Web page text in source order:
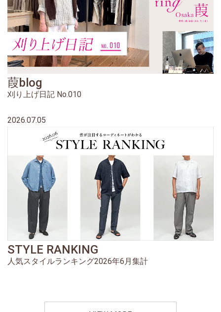
葭blog
刈り上げ日記 No.010
2026.07.05
STYLE RANKING
人気スタイルランキング2026年6月集計